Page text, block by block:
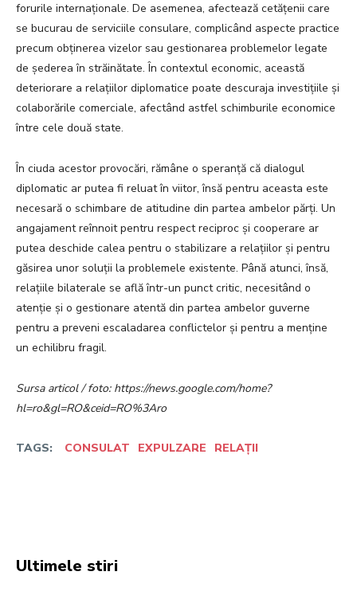
forurile internaționale. De asemenea, afectează cetățenii care
se bucurau de serviciile consulare, complicând aspecte practice
precum obținerea vizelor sau gestionarea problemelor legate
de șederea în străinătate. În contextul economic, această
deteriorare a relațiilor diplomatice poate descuraja investițiile și
colaborările comerciale, afectând astfel schimburile economice
între cele două state.
În ciuda acestor provocări, rămâne o speranță că dialogul
diplomatic ar putea fi reluat în viitor, însă pentru aceasta este
necesară o schimbare de atitudine din partea ambelor părți. Un
angajament reînnoit pentru respect reciproc și cooperare ar
putea deschide calea pentru o stabilizare a relațiilor și pentru
găsirea unor soluții la problemele existente. Până atunci, însă,
relațiile bilaterale se află într-un punct critic, necesitând o
atenție și o gestionare atentă din partea ambelor guverne
pentru a preveni escaladarea conflictelor și pentru a menține
un echilibru fragil.
Sursa articol / foto: https://news.google.com/home?
hl=ro&gl=RO&ceid=RO%3Aro
TAGS: CONSULAT EXPULZARE RELAȚII
Ultimele stiri